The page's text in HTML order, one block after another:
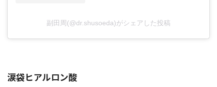
副田周(@dr.shusoeda)がシェアした投稿
涙袋ヒアルロン酸